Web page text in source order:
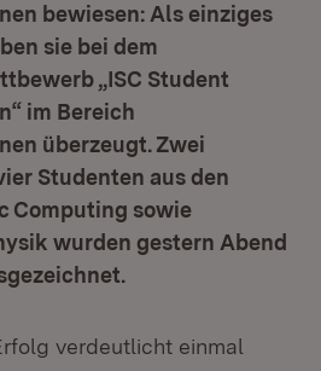
bewiesen: Als einziges
sie bei dem
„ISC Student
im Bereich
überzeugt. Zwei
Studenten aus den
Computing sowie
wurden gestern Abend
verdeutlicht einmal